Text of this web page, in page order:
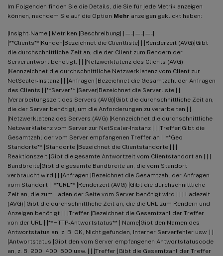
Im Folgenden finden Sie die Details, die Sie für jede Metrik anzeigen
können, nachdem Sie auf die Option Mehr anzeigen geklickt haben:
|Insight-Name | Metriken |Beschreibung| |—-|—-|—-|
|**Clients**|Kunden|Bezeichnet die Clientliste| | |Renderzeit (AVG)|Gibt
die durchschnittliche Zeit an, die der Client zum Rendern der
Serverantwort benötigt. | | |Netzwerklatenz des Clients (AVG)
|Kennzeichnet die durchschnittliche Netzwerklatenz vom Client zur
NetScaler-Instanz | | |Anfragen |Bezeichnet die Gesamtzahl der Anfragen
des Clients | |**Server** |Server|Bezeichnet die Serverliste | |
|Verarbeitungszeit des Servers (AVG)|Gibt die durchschnittliche Zeit an,
die der Server benötigt, um die Anforderungen zu verarbeiten | |
|Netzwerklatenz des Servers (AVG) |Kennzeichnet die durchschnittliche
Netzwerklatenz vom Server zur NetScaler-Instanz | | |Treffer|Gibt die
Gesamtzahl der vom Server empfangenen Treffer an | |**Geo
Standorte** |Standorte |Bezeichnet die Clientstandorte | | |
Reaktionszeit |Gibt die gesamte Antwortzeit vom Clientstandort an | | |
Bandbreite|Gibt die gesamte Bandbreite an, die vom Standort
verbraucht wird | | |Anfragen |Bezeichnet die Gesamtzahl der Anfragen
vom Standort | |**URL** |Renderzeit (AVG) |Gibt die durchschnittliche
Zeit an, die zum Laden der Seite vom Server benötigt wird | | | Ladezeit
(AVG)| Gibt die durchschnittliche Zeit an, die die URL zum Rendern und
Anzeigen benötigt | | |Treffer |Bezeichnet die Gesamtzahl der Treffer
von der URL | |**HTTP-Antwortstatus** | Name|Gibt den Namen des
Antwortstatus an, z. B. OK, Nicht gefunden, Interner Serverfehler usw. | |
|Antwortstatus |Gibt den vom Server empfangenen Antwortstatuscode
an, z. B. 200, 400, 500 usw. | | |Treffer |Gibt die Gesamtzahl der Treffer